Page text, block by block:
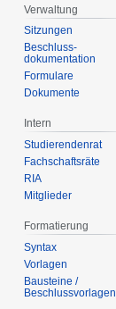
Verwaltung
Sitzungen
Beschluss-
dokumentation
Formulare
Dokumente
Intern
Studierendenrat
Fachschaftsräte
RIA
Mitglieder
Formatierung
Syntax
Vorlagen
Bausteine /
Beschlussvorlagen